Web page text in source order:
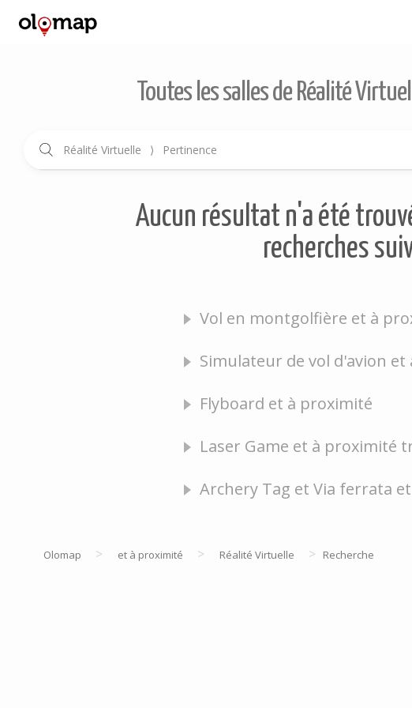
Toutes les salles de Réalité
Réalité Virtuelle ⟩ Pertinence
Aucun résultat n'a été
recherches
Vol en montgolfière et à
Simulateur de vol d'avion
Flyboard et à proximité
Laser Game et à proximité
Archery Tag et Via ferrata
Olomap > et à proximité > Réalité Virtuelle > Recherche